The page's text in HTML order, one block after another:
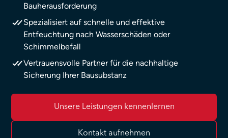
Bauherausforderung
Spezialisiert auf schnelle und effektive
Entfeuchtung nach Wasserschäden oder
Schimmelbefall
Vertrauensvolle Partner für die nachhaltige
Sicherung Ihrer Bausubstanz
Unsere Leistungen kennenlernen
Kontakt aufnehmen